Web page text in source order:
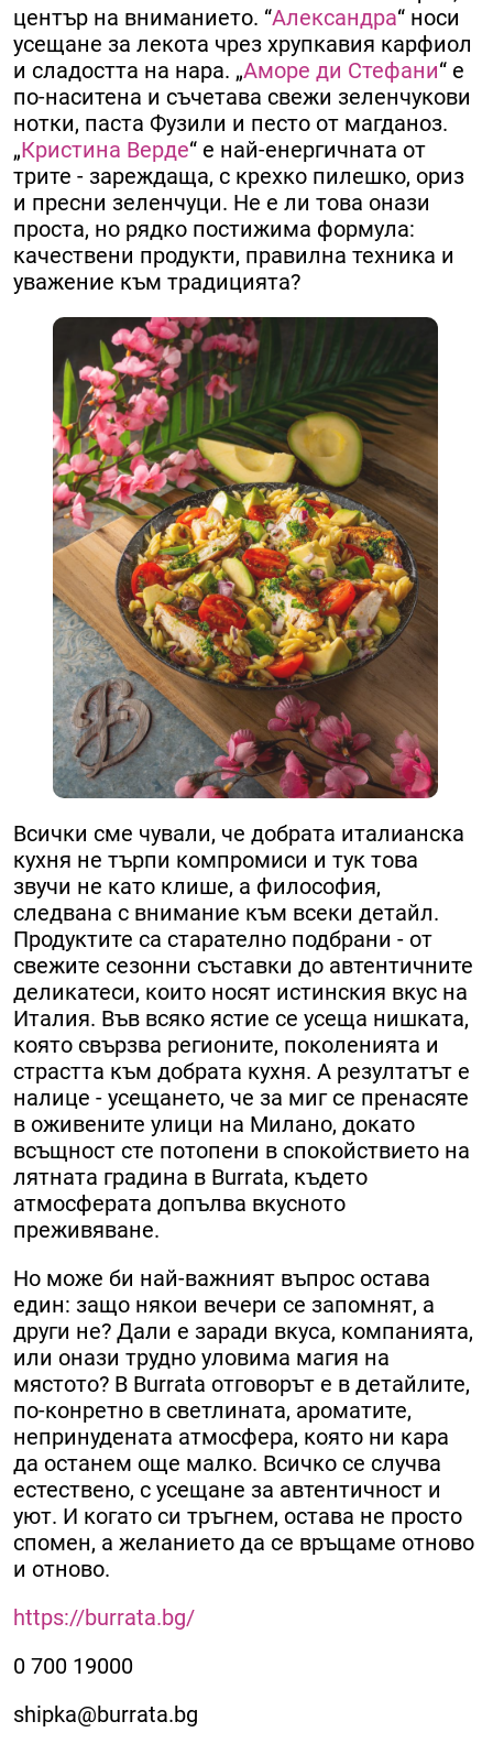
център на вниманието. “Александра“ носи
усещане за лекота чрез хрупкавия карфиол
и сладостта на нара. „Аморе ди Стефани“ е
по-наситена и съчетава свежи зеленчукови
нотки, паста Фузили и песто от магданоз.
„Кристина Верде“ е най-енергичната от
трите - зареждаща, с крехко пилешко, ориз
и пресни зеленчуци. Не е ли това онази
проста, но рядко постижима формула:
качествени продукти, правилна техника и
уважение към традицията?
Всички сме чували, че добрата италианска
кухня не търпи компромиси и тук това
звучи не като клише, а философия,
следвана с внимание към всеки детайл.
Продуктите са старателно подбрани - от
свежите сезонни съставки до автентичните
деликатеси, които носят истинския вкус на
Италия. Във всяко ястие се усеща нишката,
която свързва регионите, поколенията и
страстта към добрата кухня. А резултатът е
налице - усещането, че за миг се пренасяте
в оживените улици на Милано, докато
всъщност сте потопени в спокойствието на
лятната градина в Burrata, където
атмосферата допълва вкусното
преживяване.
Но може би най-важният въпрос остава
един: защо някои вечери се запомнят, а
други не? Дали е заради вкуса, компанията,
или онази трудно уловима магия на
мястото? В Burrata отговорът е в детайлите,
по-конретно в светлината, ароматите,
непринудената атмосфера, която ни кара
да останем още малко. Всичко се случва
естествено, с усещане за автентичност и
уют. И когато си тръгнем, остава не просто
спомен, а желанието да се връщаме отново
и отново.
https://burrata.bg/
0 700 19000
shipka@burrata.bg